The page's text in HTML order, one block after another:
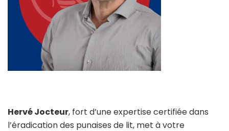
Hervé Jocteur, fort d’une expertise certifiée dans
l’éradication des punaises de lit, met à votre